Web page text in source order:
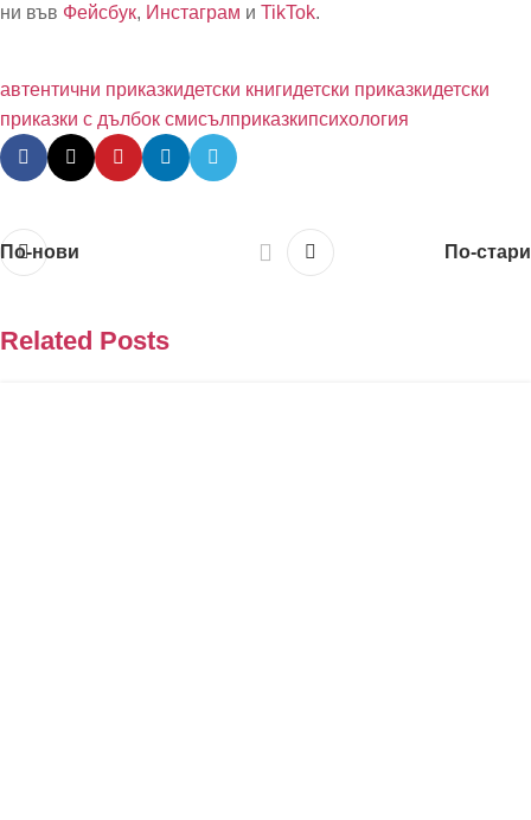
ни във Фейсбук, Инстаграм и TikTok.
автентични приказкидетски книгидетски приказкидетски
приказки с дълбок смисълприказкипсихология
По-нови По-стари
Related Posts